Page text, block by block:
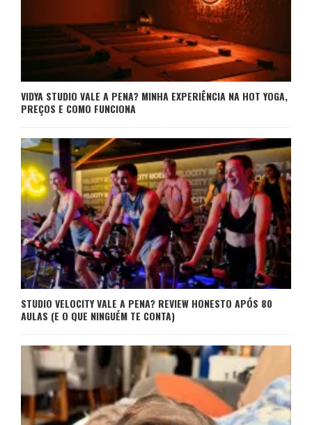
VIDYA STUDIO VALE A PENA? MINHA EXPERIÊNCIA NA HOT YOGA,
PREÇOS E COMO FUNCIONA
STUDIO VELOCITY VALE A PENA? REVIEW HONESTO APÓS 80
AULAS (E O QUE NINGUÉM TE CONTA)